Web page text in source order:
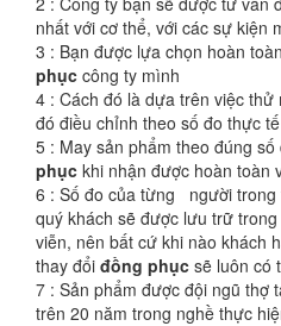
nhất với cơ thể, với các sự kiện
3 : Bạn được lựa chọn hoàn
phục công ty mình
4 : Cách đó là dựa trên việc
đó điều chỉnh theo số đo thực
5 : May sản phẩm theo đúng
phục khi nhận được hoàn toàn
6 : Số đo của từng người trong
quý khách sẽ được lưu trữ
viễn, nên bất cứ khi nào khách
thay đổi đồng phục sẽ luôn có
7 : Sản phẩm được đội ngũ thợ
trên 20 năm trong nghề thực